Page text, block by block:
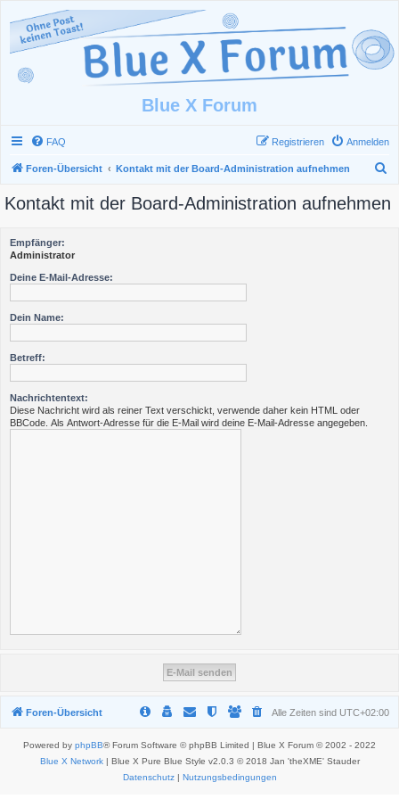
Blue X Forum
FAQ Anmelden
Registrieren
Foren-Übersicht Kontakt mit der Board-Administration aufnehmen
c
Kontakt mit der Board-Administration aufnehmen
Empfänger:
Administrator
Deine E-Mail-Adresse:
Dein Name:
Betreff:
Nachrichtentext:
Diese Nachricht wird als reiner Text verschickt, verwende daher kein HTML oder
BBCode. Als Antwort-Adresse für die E-Mail wird deine E-Mail-Adresse angegeben.
Foren-Übersicht Alle Zeiten sind UTC+02:00
Powered by phpBB® Forum Software © phpBB Limited | Blue X Forum © 2002 - 2022
Blue X Network| Blue X Pure Blue Style v2.0.3 © 2018 Jan 'theXME' Stauder
Datenschutz| Nutzungsbedingungen